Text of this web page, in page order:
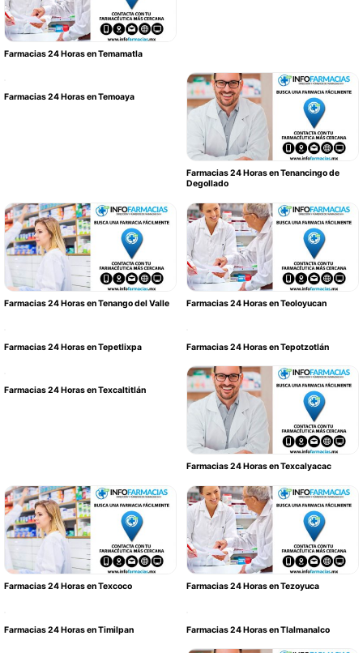
Farmacias 24 Horas en Temamatla
Farmacias 24 Horas en Temoaya
Farmacias 24 Horas en Tenancingo de
Degollado
Farmacias 24 Horas en Tenango del Valle Farmacias 24 Horas en Teoloyucan
Farmacias 24 Horas en Tepetlixpa Farmacias 24 Horas en Tepotzotlán
Farmacias 24 Horas en Texcaltitlán
Farmacias 24 Horas en Texcalyacac
Farmacias 24 Horas en Texcoco Farmacias 24 Horas en Tezoyuca
Farmacias 24 Horas en Timilpan Farmacias 24 Horas en Tlalmanalco